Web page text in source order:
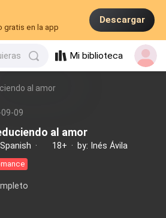
gratis en la app
Descargar
Mi biblioteca
al amor
09
al amor
Spanish · 18+ · by: Inés Ávila